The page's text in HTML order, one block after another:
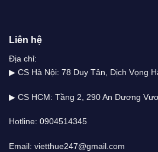
Liên hệ
Địa chỉ:
▶ CS Hà Nội: 78 Duy Tân, Dịch Vọng
▶ CS HCM: Tầng 2, 290 An Dương
Hotline: 0904514345
Email: vietthue247@gmail.com